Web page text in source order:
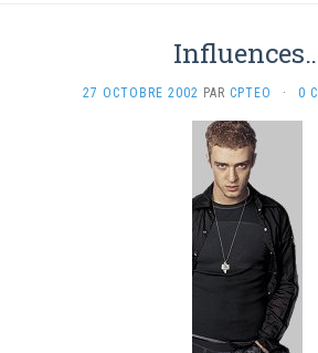
27 OCTOBRE 2002 PAR CPTEO · 0